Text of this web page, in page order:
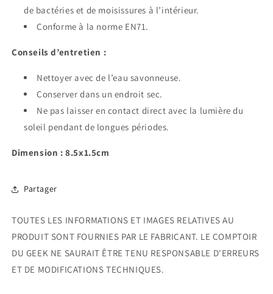
de bactéries et de moisissures à l’intérieur.
Conforme à la norme EN71.
Conseils d’entretien :
Nettoyer avec de l’eau savonneuse.
Conserver dans un endroit sec.
Ne pas laisser en contact direct avec la lumière du
soleil pendant de longues périodes.
Dimension : 8.5x1.5cm
Partager
TOUTES LES INFORMATIONS ET IMAGES RELATIVES AU
PRODUIT SONT FOURNIES PAR LE FABRICANT. LE COMPTOIR
DU GEEK NE SAURAIT ÊTRE TENU RESPONSABLE D'ERREURS
ET DE MODIFICATIONS TECHNIQUES.